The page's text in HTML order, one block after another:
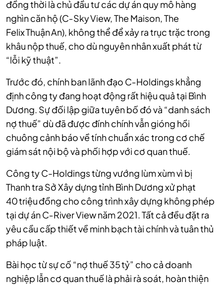
đồng thời là chủ đầu tư các dự án quy mô hàng
nghìn căn hộ (C‑Sky View, The Maison, The
Felix Thuận An), không thể để xảy ra trục trặc trong
khâu nộp thuế, cho dù nguyên nhân xuất phát từ
“lỗi kỹ thuật”.
Trước đó, chính ban lãnh đạo C‑Holdings khẳng
định công ty đang hoạt động rất hiệu quả tại Bình
Dương. Sự đối lập giữa tuyên bố đó và “danh sách
nợ thuế” dù đã được đính chính vẫn gióng hồi
chuông cảnh báo về tính chuẩn xác trong cơ chế
giám sát nội bộ và phối hợp với cơ quan thuế.
Công ty C-Holdings từng vướng lùm xùm vì bị
Thanh tra Sở Xây dựng tỉnh Bình Dương xử phạt
40 triệu đồng cho công trình xây dựng không phép
tại dự án C‑River View năm 2021. Tất cả đều đặt ra
yêu cầu cấp thiết về minh bạch tài chính và tuân thủ
pháp luật.
Bài học từ sự cố “nợ thuế 35 tỷ” cho cả doanh
nghiệp lẫn cơ quan thuế là phải rà soát, hoàn thiện